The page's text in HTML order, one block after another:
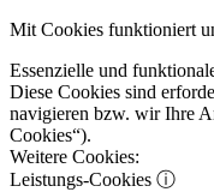
Mit Cookies funktioniert
Essenzielle und
Diese Cookies sind
navigieren bzw. wir Ihre
Cookies“).
Weitere Cookies:
Leistungs-Cookies ⓘ